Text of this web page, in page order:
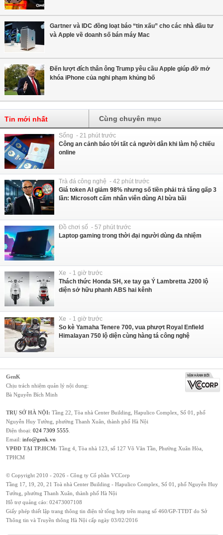
Gartner và IDC đồng loạt báo “tin xấu” cho các nhà đầu tư
và Apple về doanh số bán máy Mac
Đến lượt đích thân ông Trump yêu cầu Apple giúp đỡ mở
khóa iPhone của nghi phạm khủng bố
Tin mới nhất Cùng chuyên mục
Sống - 21 phút trước
Công an cảnh báo tới tất cả người dân khi làm hộ chiếu
online
Trà đá công nghệ - 42 phút trước
Giá token AI giảm 98% nhưng số tiền phải trả tăng gấp 3
lần: Microsoft cấm nhân viên dùng AI bừa bãi
Đồ chơi số - 57 phút trước
Laptop gaming trong thời đại người dùng đa nhiệm
Xe - 1 giờ trước
Thách thức Honda SH, xe tay ga Ý Lambretta J200 lộ
diện sở hữu phanh ABS hai kênh
Xe - 1 giờ trước
So kè Yamaha Tenere 700, vua phượt Royal Enfield
Himalayan 750 lộ diện cùng hàng tá công nghệ
GenK
Chịu trách nhiệm quản lý nội dung:
Bà Nguyễn Bích Minh
TRỤ SỞ HÀ NỘI: Tầng 22, Tòa nhà Center Building, Hapulico Complex, Số 01, phố
Nguyễn Huy Tưởng, phường Thanh Xuân, thành phố Hà Nội
Điện thoại: 024 7309 5555
Email: info@genk.vn
VPĐD TẠI TP.HCM: Tầng 4, Tòa nhà 123, số 127 Võ Văn Tần, Phường Xuân Hòa,
TPHCM
© Copyright 2010 - 2026 - Công ty Cổ phần VCCorp
Tầng 17, 19, 20, 21 Toà nhà Center Building - Hapulico Complex, Số 01, phố Nguyễn Huy
Tưởng, phường Thanh Xuân, thành phố Hà Nội
Hỗ trợ quảng cáo: 02473007108
Giấy phép thiết lập trang thông tin điện tử tổng hợp trên mạng số 460/GP-TTĐT do Sở
Thông tin và Truyền thông Hà Nội cấp ngày 03/02/2016